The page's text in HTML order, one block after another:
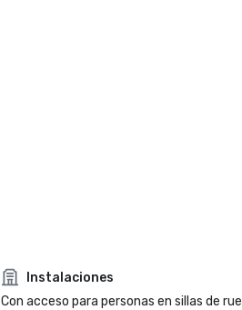
Instalaciones
Con acceso para personas en sillas de